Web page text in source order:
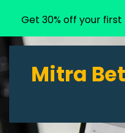
Lewati
ke
konten
Mitra
Get 30% off your